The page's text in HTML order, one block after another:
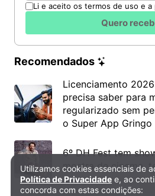
Li e aceito os termos de uso e
Quero
Recomendados
Licenciamento
precisa saber para
regularizado sem
o Super App Gringo
6º DH Fest tem
mostra de cinema,
Política de Privacidade e Cookies
Utilizamos cookies essenciais de
Política de Privacidade e, ao
concorda com estas condições: